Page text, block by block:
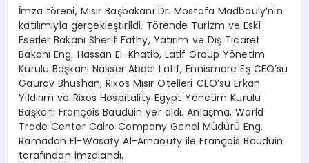
İmza töreni, Mısır Başbakanı Dr. Mostafa Madbouly’nin
katılımıyla gerçekleştirildi. Törende Turizm ve Eski
Eserler Bakanı Sherif Fathy, Yatırım ve Dış Ticaret
Bakanı Eng. Hassan El-Khatib, Latif Group Yönetim
Kurulu Başkanı Nasser Abdel Latif, Ennismore Eş CEO’su
Gaurav Bhushan, Rixos Mısır Otelleri CEO’su Erkan
Yıldırım ve Rixos Hospitality Egypt Yönetim Kurulu
Başkanı François Bauduin yer aldı. Anlaşma, World
Trade Center Cairo Company Genel Müdürü Eng.
Ramadan El-Wasaty Al-Arnaouty ile François Bauduin
tarafından imzalandı.